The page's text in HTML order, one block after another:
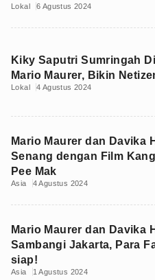
Lokal 6 Agustus 2024
Kiky Saputri Sumringah
Mario Maurer, Bikin
Lokal 4 Agustus 2024
Mario Maurer dan Davika
Senang dengan Film
Pee Mak
Asia 4 Agustus 2024
Mario Maurer dan Davika
Sambangi Jakarta, Para
siap!
Asia 1 Agustus 2024